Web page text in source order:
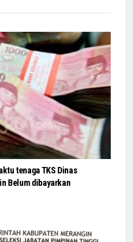
tenaga TKS Dinas
Belum dibayarkan